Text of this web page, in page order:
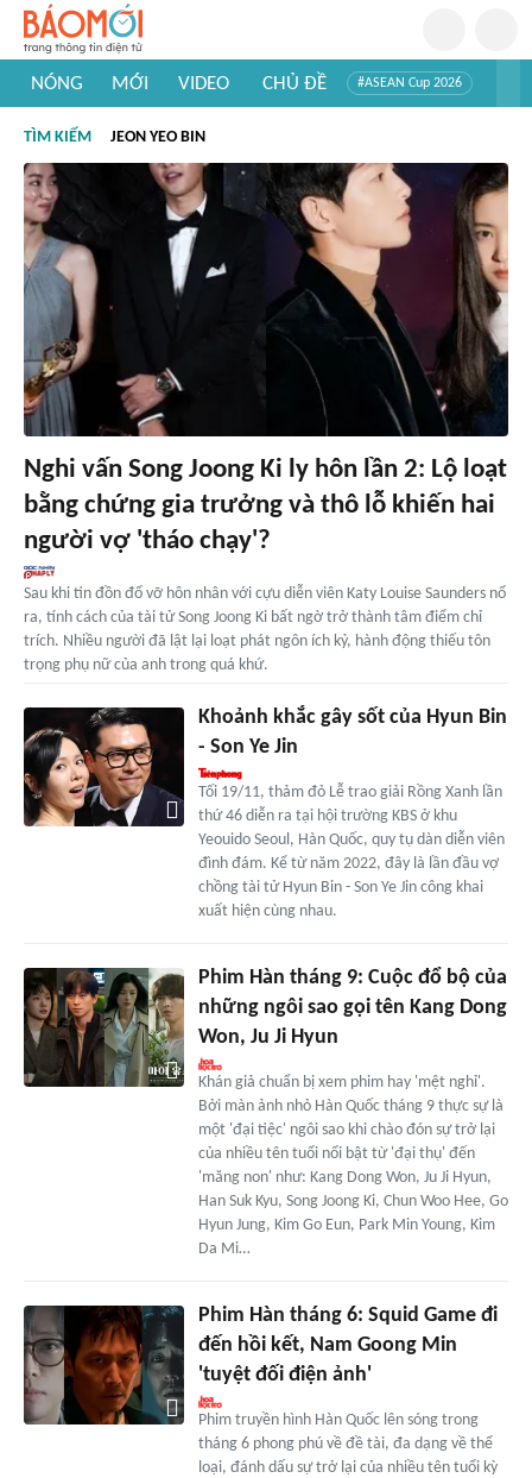
NÓNG MỚI VIDEO CHỦ ĐỀ #ASEAN Cup 2026
#Khám phá thế giới
TÌM KIẾM JEON YEO BIN
Nghi vấn Song Joong Ki ly hôn lần 2: Lộ loạt
bằng chứng gia trưởng và thô lỗ khiến hai
người vợ 'tháo chạy'?
Sau khi tin đồn đổ vỡ hôn nhân với cựu diễn viên Katy Louise Saunders nổ
ra, tính cách của tài tử Song Joong Ki bất ngờ trở thành tâm điểm chỉ
trích. Nhiều người đã lật lại loạt phát ngôn ích kỷ, hành động thiếu tôn
trọng phụ nữ của anh trong quá khứ.
Khoảnh khắc gây sốt của Hyun Bin
- Son Ye Jin
Tối 19/11, thảm đỏ Lễ trao giải Rồng Xanh lần
thứ 46 diễn ra tại hội trường KBS ở khu
Yeouido Seoul, Hàn Quốc, quy tụ dàn diễn viên
đình đám. Kể từ năm 2022, đây là lần đầu vợ
chồng tài tử Hyun Bin - Son Ye Jin công khai
xuất hiện cùng nhau.
Phim Hàn tháng 9: Cuộc đổ bộ của
những ngôi sao gọi tên Kang Dong
Won, Ju Ji Hyun
Khán giả chuẩn bị xem phim hay 'mệt nghỉ'.
Bởi màn ảnh nhỏ Hàn Quốc tháng 9 thực sự là
một 'đại tiệc' ngôi sao khi chào đón sự trở lại
của nhiều tên tuổi nổi bật từ 'đại thụ' đến
'măng non' như: Kang Dong Won, Ju Ji Hyun,
Han Suk Kyu, Song Joong Ki, Chun Woo Hee, Go
Hyun Jung, Kim Go Eun, Park Min Young, Kim
Da Mi…
Phim Hàn tháng 6: Squid Game đi
đến hồi kết, Nam Goong Min
'tuyệt đối điện ảnh'
Phim truyền hình Hàn Quốc lên sóng trong
tháng 6 phong phú về đề tài, đa dạng về thể
loại, đánh dấu sự trở lại của nhiều tên tuổi kỳ